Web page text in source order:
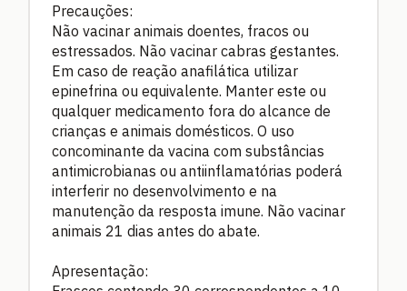
Precauções:
Não vacinar animais doentes, fracos ou
estressados. Não vacinar cabras gestantes.
Em caso de reação anafilática utilizar
epinefrina ou equivalente. Manter este ou
qualquer medicamento fora do alcance de
crianças e animais domésticos. O uso
concominante da vacina com substâncias
antimicrobianas ou antiinflamatórias poderá
interferir no desenvolvimento e na
manutenção da resposta imune. Não vacinar
animais 21 dias antes do abate.
Apresentação: